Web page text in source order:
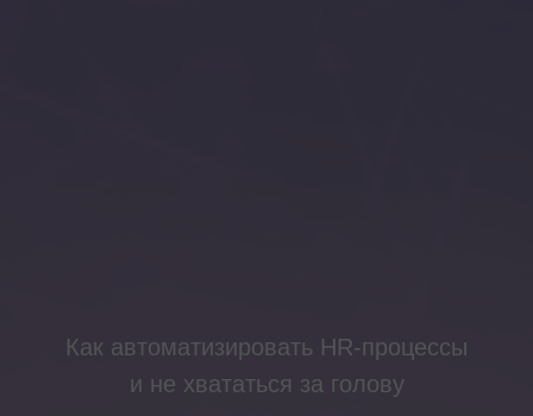
Как автоматизировать HR-процессы
и не хвататься за голову